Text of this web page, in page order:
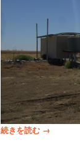
ル
リ
ダ
ー
の
後
”
続きを読む “
→